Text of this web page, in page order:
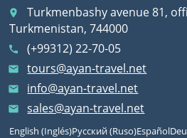
place
Turkmenbashy avenue 81,
Turkmenistan, 744000
call (+99312) 22-70-05
email tours@ayan-travel.net
email info@ayan-travel.net
email sales@ayan-travel.net
English (Inglés)Русский(Ruso)Español